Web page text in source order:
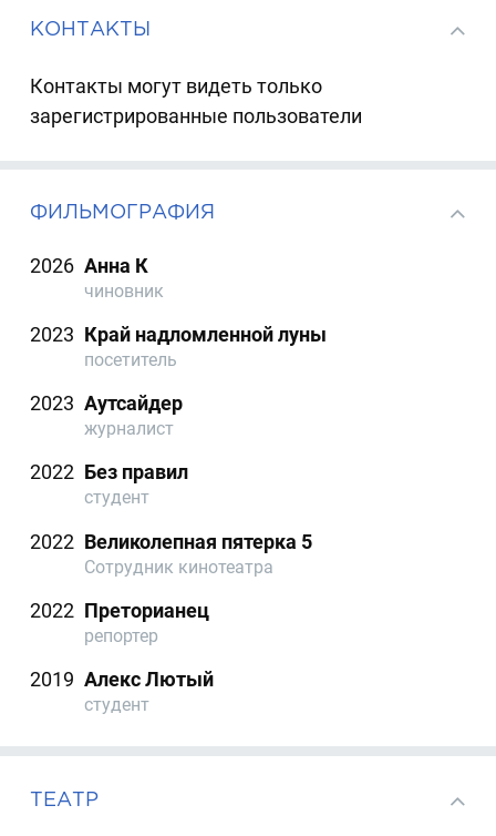
КОНТАКТЫ
Контакты могут видеть только
зарегистрированные пользователи
ФИЛЬМОГРАФИЯ
2026 Анна К
чиновник
2023 Край надломленной луны
посетитель
2023 Аутсайдер
журналист
2022 Без правил
студент
2022 Великолепная пятерка 5
Сотрудник кинотеатра
2022 Преторианец
репортер
2019 Алекс Лютый
студент
ТЕАТР